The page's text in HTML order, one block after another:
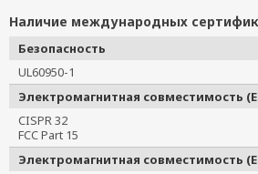
Наличие международных
Безопасность
UL60950-1
Электромагнитная совместимость
CISPR 32
FCC Part 15
Электромагнитная совместимость